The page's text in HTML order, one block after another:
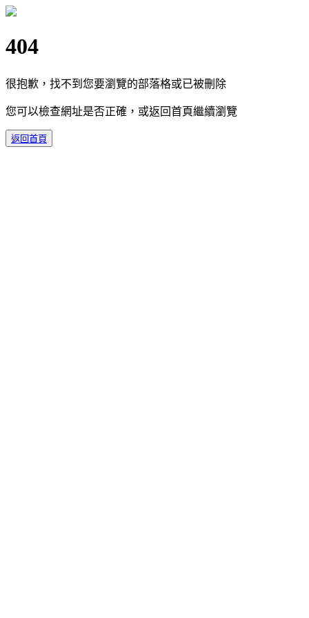
404
很抱歉，找不到您要瀏覽的部落格或已被刪除
您可以檢查網址是否正確，或返回首頁繼續瀏覽
返回首頁